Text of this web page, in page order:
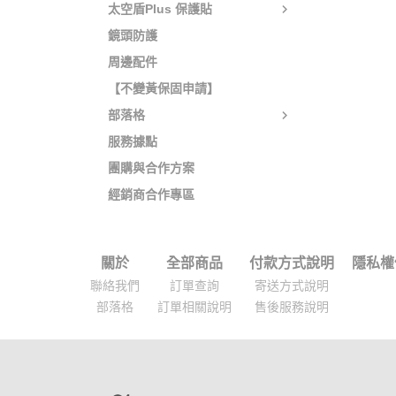
太空盾Plus 保護貼
鏡頭防護
周邊配件
【不變黃保固申請】
部落格
服務據點
團購與合作方案
經銷商合作專區
關於
聯絡我們
部落格
全部商品
訂單查詢
訂單相關說明
付款方式說明
寄送方式說明
售後服務說明
隱私